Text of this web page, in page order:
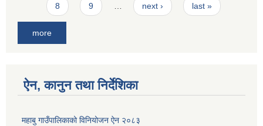
8 9 next › last »
more
ऐन, कानुन तथा निर्देशिका
महाबु गाउँपालिकाको विनियोजन ऐन २०८३